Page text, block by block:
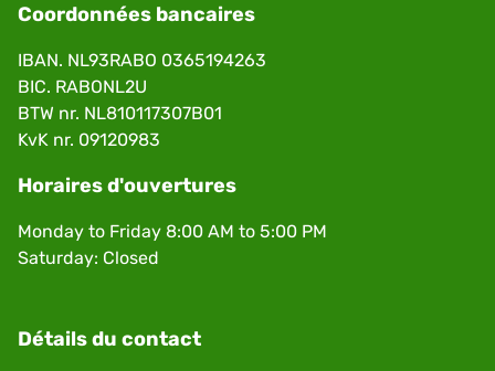
Coordonnées bancaires
IBAN. NL93RABO 0365194263
BIC. RABONL2U
BTW nr. NL810117307B01
KvK nr. 09120983
Horaires d'ouvertures
Monday to Friday 8:00 AM to 5:00 PM
Saturday: Closed
Détails du contact